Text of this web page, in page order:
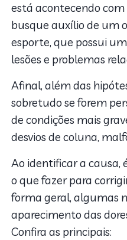
está acontecendo com
busque auxílio de um
esporte, que possui
lesões e problemas
Afinal, além das
sobretudo se forem
de condições mais
desvios de coluna,
Ao identificar a causa,
o que fazer para
forma geral, algumas
aparecimento das
Confira as principais: